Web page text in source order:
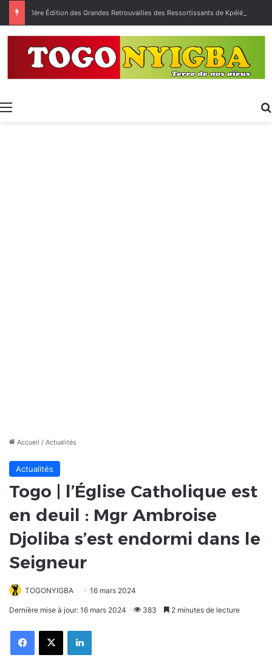
Menu
Accueil / Actualités
Actualités
Togo | l’Église Catholique est
en deuil : Mgr Ambroise
Djoliba s’est endormi dans le
Seigneur
TOGONYIGBA 16 mars 2024
Dernière mise à jour: 16 mars 2024 383 2 minutes de lecture
FacebookX Linkedin